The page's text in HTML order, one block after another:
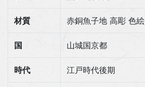
材質 赤銅魚子地 高彫 色絵
国 山城国京都
時代 江戸時代後期